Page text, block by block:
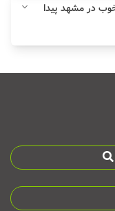
در مشهد پیدا